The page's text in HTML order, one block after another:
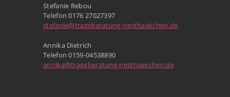
Stefanie Rebou
Telefon 0176 27027397
stefanie@trageberatung-nesthaekchen.de
Annika Dietrich
Telefon 0159-04538890
annika@trageberatung-nesthaekchen.de